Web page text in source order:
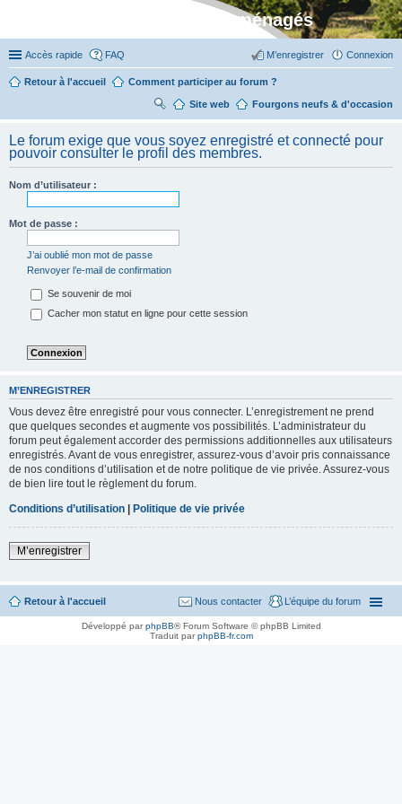
Stylevan - Vans aménagés
Accès rapide FAQ Connexion
M’enregistrer
Retour à l'accueil Comment participer au forum ?
Fourgons neufs & d'occasion
Site web
R
her
ch
er
Le forum exige que vous soyez enregistré et connecté pour
pouvoir consulter le profil des membres.
Nom d’utilisateur :
Mot de passe :
J’ai oublié mon mot de passe
Renvoyer l’e-mail de confirmation
Se souvenir de moi
Cacher mon statut en ligne pour cette session
M’ENREGISTRER
Vous devez être enregistré pour vous connecter. L’enregistrement ne prend
que quelques secondes et augmente vos possibilités. L’administrateur du
forum peut également accorder des permissions additionnelles aux utilisateurs
enregistrés. Avant de vous enregistrer, assurez-vous d’avoir pris connaissance
de nos conditions d’utilisation et de notre politique de vie privée. Assurez-vous
de bien lire tout le règlement du forum.
Conditions d’utilisation | Politique de vie privée
M’enregistrer
Retour à l'accueil L’équipe du forum
Nous contacter
Développé parphpBB® Forum Software © phpBB Limited
Traduit parphpBB-fr.com